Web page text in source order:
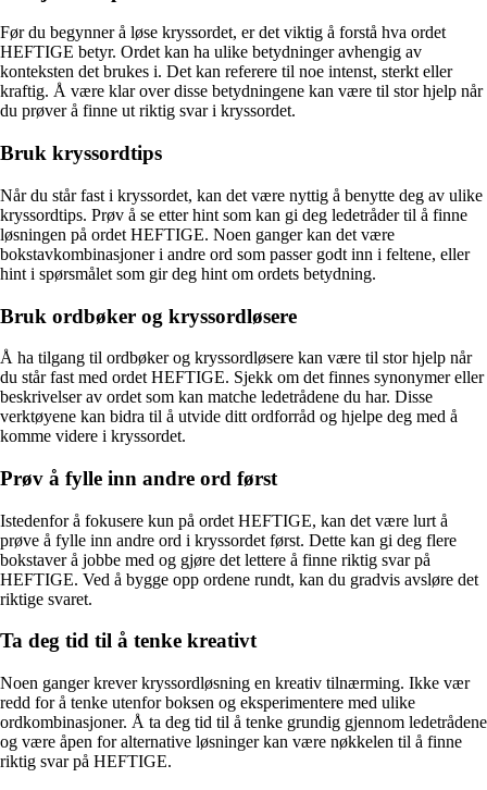
Før du begynner å løse kryssordet, er det viktig å forstå hva ordet
HEFTIGE betyr. Ordet kan ha ulike betydninger avhengig av
konteksten det brukes i. Det kan referere til noe intenst, sterkt eller
kraftig. Å være klar over disse betydningene kan være til stor hjelp når
du prøver å finne ut riktig svar i kryssordet.
Bruk kryssordtips
Når du står fast i kryssordet, kan det være nyttig å benytte deg av ulike
kryssordtips. Prøv å se etter hint som kan gi deg ledetråder til å finne
løsningen på ordet HEFTIGE. Noen ganger kan det være
bokstavkombinasjoner i andre ord som passer godt inn i feltene, eller
hint i spørsmålet som gir deg hint om ordets betydning.
Bruk ordbøker og kryssordløsere
Å ha tilgang til ordbøker og kryssordløsere kan være til stor hjelp når
du står fast med ordet HEFTIGE. Sjekk om det finnes synonymer eller
beskrivelser av ordet som kan matche ledetrådene du har. Disse
verktøyene kan bidra til å utvide ditt ordforråd og hjelpe deg med å
komme videre i kryssordet.
Prøv å fylle inn andre ord først
Istedenfor å fokusere kun på ordet HEFTIGE, kan det være lurt å
prøve å fylle inn andre ord i kryssordet først. Dette kan gi deg flere
bokstaver å jobbe med og gjøre det lettere å finne riktig svar på
HEFTIGE. Ved å bygge opp ordene rundt, kan du gradvis avsløre det
riktige svaret.
Ta deg tid til å tenke kreativt
Noen ganger krever kryssordløsning en kreativ tilnærming. Ikke vær
redd for å tenke utenfor boksen og eksperimentere med ulike
ordkombinasjoner. Å ta deg tid til å tenke grundig gjennom ledetrådene
og være åpen for alternative løsninger kan være nøkkelen til å finne
riktig svar på HEFTIGE.